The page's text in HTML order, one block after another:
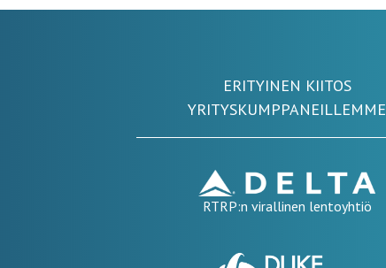
ERITYINEN KIITOS
YRITYSKUMPPANEILLEMME
RTRP:n virallinen lentoyhtiö